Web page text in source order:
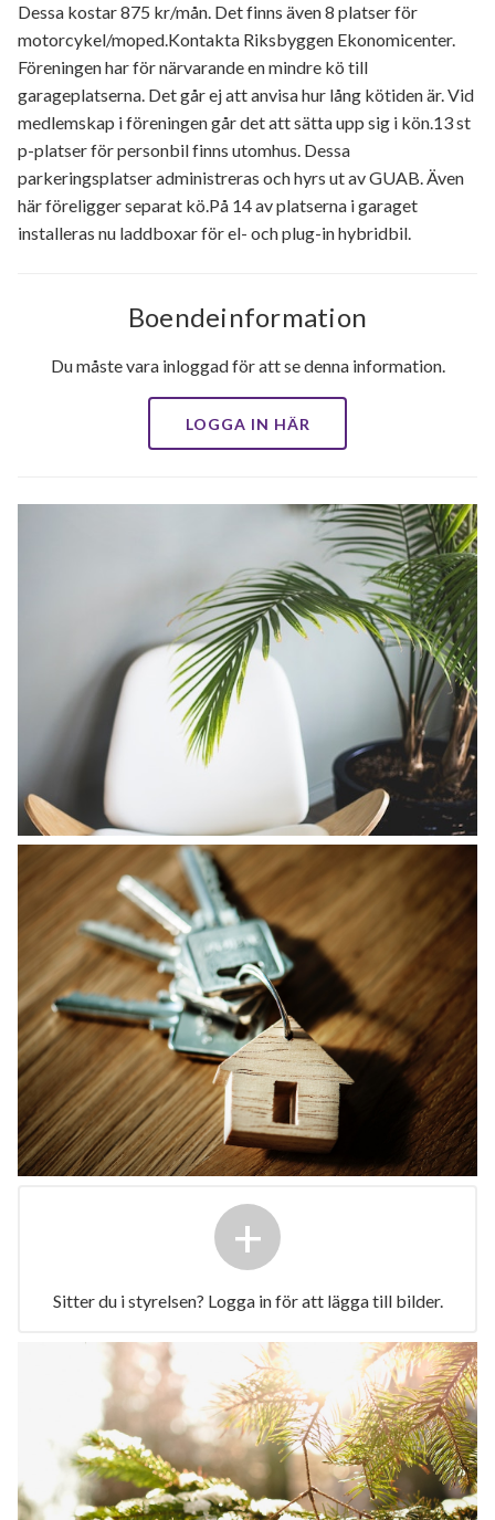
Dessa kostar 875 kr/mån. Det finns även 8 platser för
motorcykel/moped.Kontakta Riksbyggen Ekonomicenter.
Föreningen har för närvarande en mindre kö till
garageplatserna. Det går ej att anvisa hur lång kötiden är. Vid
medlemskap i föreningen går det att sätta upp sig i kön.13 st
p-platser för personbil finns utomhus. Dessa
parkeringsplatser administreras och hyrs ut av GUAB. Även
här föreligger separat kö.På 14 av platserna i garaget
installeras nu laddboxar för el- och plug-in hybridbil.
Boendeinformation
Du måste vara inloggad för att se denna information.
LOGGA IN HÄR
+
Sitter du i styrelsen? Logga in för att lägga till bilder.